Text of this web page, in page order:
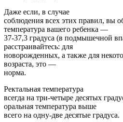
Даже если, в случае
соблюдения всех этих правил, вы
температура вашего ребенка —
37-37,3 градуса (в подмышечной
расстраивайтесь: для
новорожденных, а также для
возраста, это —
норма.
Ректальная температура
всегда на три-четыре десятых
оральная температура выше
всего на одну-две десятые градуса.